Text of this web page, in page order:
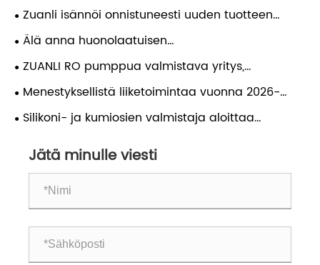
Zuanli isännöi onnistuneesti uuden tuotteen
julkaisu- ja investointikonferenssia Guizhoussa
Älä anna huonolaatuisen
paineenkorotuspumpun pilata vedenpuhdistimesi!
Valitse Zuanli-käänteisosmoositehostuspumppu ja
anna vedenpuhdistimellesi "vahva sydän". Tästä
eteenpäin nauti huoletta puhtaasta vedestä ja juo
ZUANLI RO pumppua valmistava yritys,
työntekijöiden festivaali, onnittelut.
Menestyksellistä liiketoimintaa vuonna 2026-
zuanli ro pumppu!
Silikoni- ja kumiosien valmistaja aloittaa
markkinoiden laajentamisen myötä
Jätä minulle viesti